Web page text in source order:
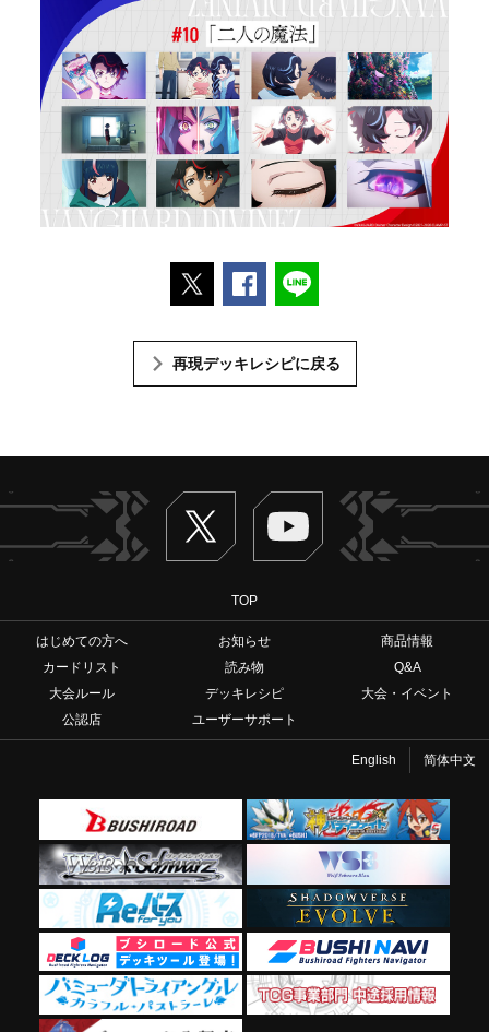
ポストするFacebookでシェアする
再現デッキレシピに戻る
Twitter ヴァンガードch
TOP
はじめての方へ お知らせ
商品情報
カードリスト
読み物
Q&A
大会ルール
デッキレシピ
大会・イベント
公認店
ユーザーサポート
English 简体中文